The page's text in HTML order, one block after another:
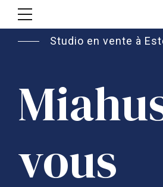
Studio en vente à
vous